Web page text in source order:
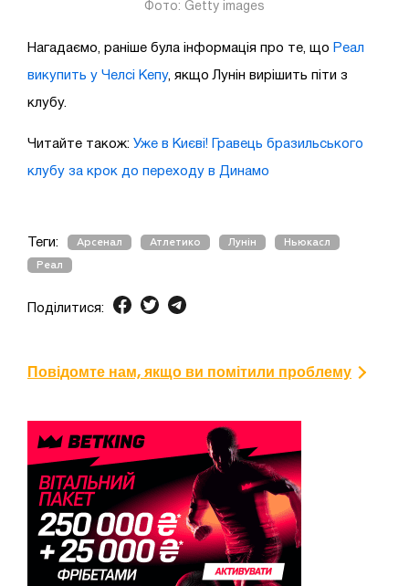
Фото: Getty images
Нагадаємо, раніше була інформація про те, що Реал
викупить у Челсі Кепу, якщо Лунін вирішить піти з
клубу.
Читайте також: Уже в Києві! Гравець бразильського
клубу за крок до переходу в Динамо
Теги: Арсенал Атлетико Лунін Ньюкасл
Реал
Поділитися:
Повідомте нам, якщо ви помітили проблему